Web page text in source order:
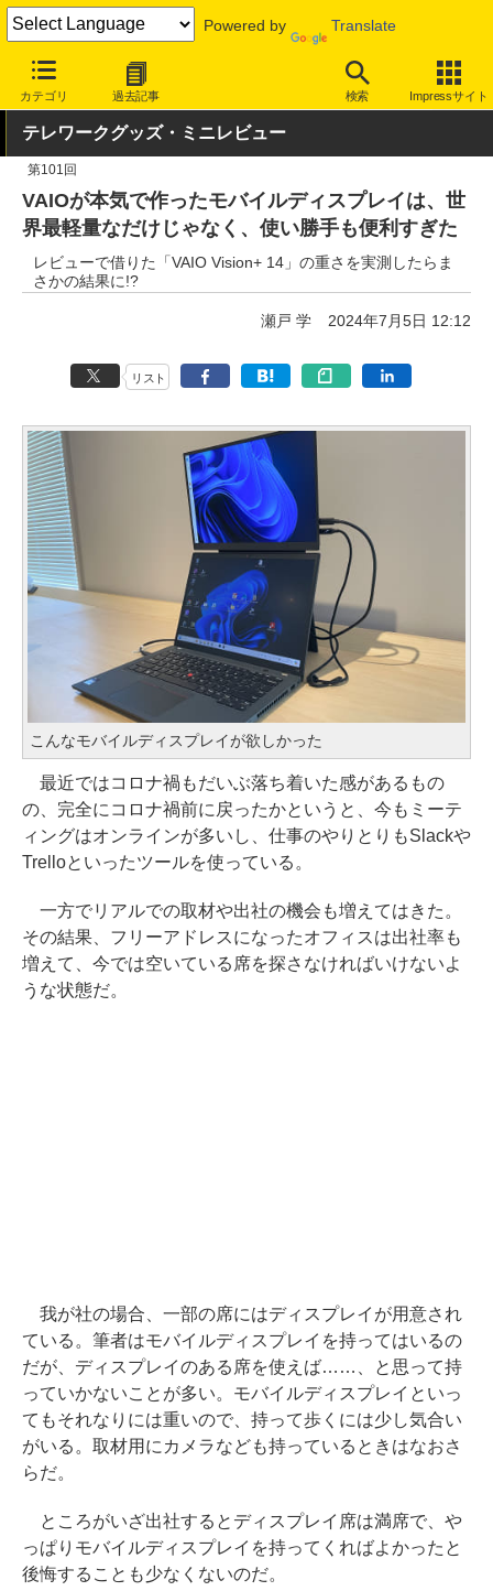
Powered by Translate
カテゴリ 過去記事 検索 Impressサイト
INTERNET Watch トピック テレワーク
テレワークグッズ・ミニレビュー
第101回
VAIOが本気で作ったモバイルディスプレイは、世
界最軽量なだけじゃなく、使い勝手も便利すぎた
レビューで借りた「VAIO Vision+ 14」の重さを実測したらま
さかの結果に!?
瀬戸 学 2024年7月5日 12:12
リスト
こんなモバイルディスプレイが欲しかった
最近ではコロナ禍もだいぶ落ち着いた感があるもの
の、完全にコロナ禍前に戻ったかというと、今もミーテ
ィングはオンラインが多いし、仕事のやりとりもSlackや
Trelloといったツールを使っている。
一方でリアルでの取材や出社の機会も増えてはきた。
その結果、フリーアドレスになったオフィスは出社率も
増えて、今では空いている席を探さなければいけないよ
うな状態だ。
我が社の場合、一部の席にはディスプレイが用意され
ている。筆者はモバイルディスプレイを持ってはいるの
だが、ディスプレイのある席を使えば……、と思って持
っていかないことが多い。モバイルディスプレイといっ
てもそれなりには重いので、持って歩くには少し気合い
がいる。取材用にカメラなども持っているときはなおさ
らだ。
ところがいざ出社するとディスプレイ席は満席で、や
っぱりモバイルディスプレイを持ってくればよかったと
後悔することも少なくないのだ。